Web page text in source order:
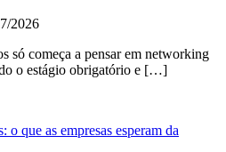
2026
só começa a pensar em networking
o estágio obrigatório e […]